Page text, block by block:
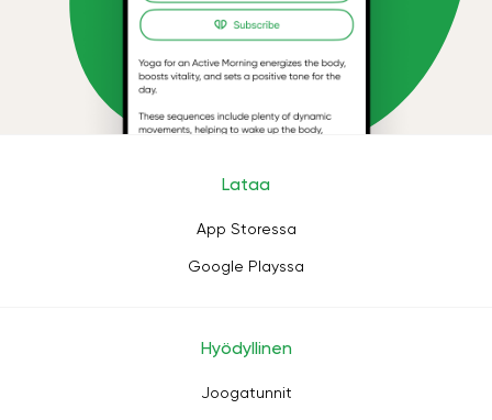
Lataa
App Storessa
Google Playssa
Hyödyllinen
Joogatunnit